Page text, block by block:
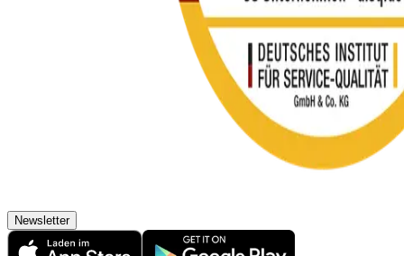
Newsletter